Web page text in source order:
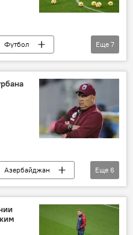
Футбол
ФК "Сабах"
Еще 7
Азербайджан
Еще 6